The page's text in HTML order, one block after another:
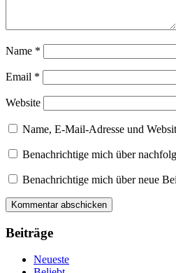
Name *
Email *
Website
Name, E-Mail-Adresse und
Benachrichtige mich über
Benachrichtige mich über neue
Beiträge
Neueste